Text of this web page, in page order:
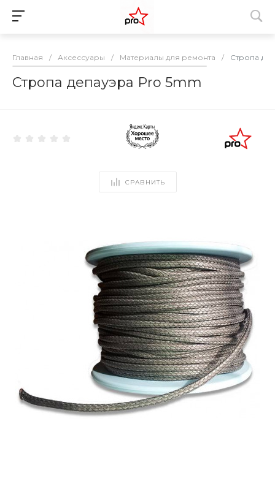
Главная / Аксессуары / Материалы для ремонта / Стропа
Стропа депауэра Pro 5mm
СРАВНИТЬ